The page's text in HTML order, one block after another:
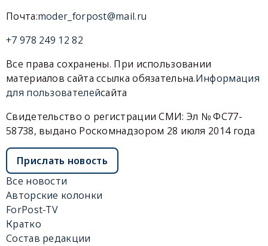
Почта:moder_forpost@mail.ru
+7 978 249 12 82
Все права сохранены. При использовании
материалов сайта ссылка обязательна.Информация
для пользователейсайта
Свидетельство о регистрации СМИ: Эл № ФС77-
58738, выдано Роскомнадзором 28 июля 2014 года
Прислать новость
Все новости
Авторские колонки
ForPost-TV
Кратко
Состав редакции